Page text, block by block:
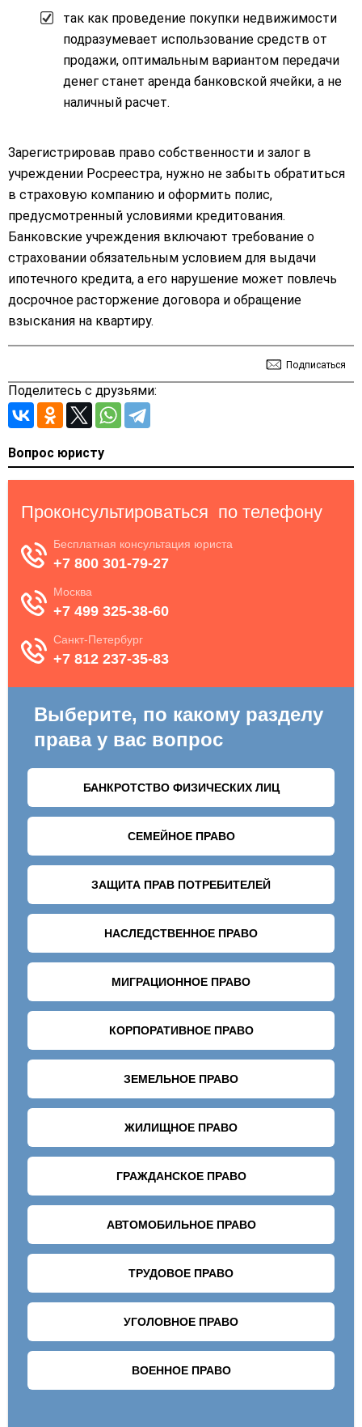
так как проведение покупки недвижимости
подразумевает использование средств от
продажи, оптимальным вариантом передачи
денег станет аренда банковской ячейки, а не
наличный расчет.
Зарегистрировав право собственности и залог в
учреждении Росреестра, нужно не забыть обратиться
в страховую компанию и оформить полис,
предусмотренный условиями кредитования.
Банковские учреждения включают требование о
страховании обязательным условием для выдачи
ипотечного кредита, а его нарушение может повлечь
досрочное расторжение договора и обращение
взыскания на квартиру.
Подписаться
Поделитесь с друзьями:
Вопрос юристу